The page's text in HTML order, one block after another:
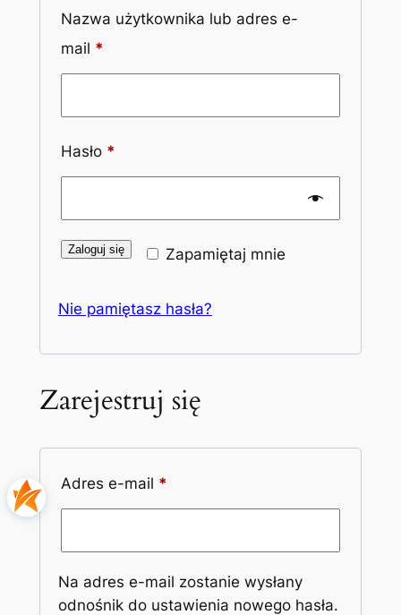
Nazwa użytkownika lub adres e-
mail *
Hasło *
Zapamiętaj mnie
Zaloguj się
Nie pamiętasz hasła?
Zarejestruj się
Adres e-mail *
Na adres e-mail zostanie wysłany
odnośnik do ustawienia nowego hasła.